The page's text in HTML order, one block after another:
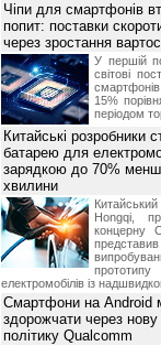
Чіпи для смартфонів
попит: поставки
через зростання
У першій
світові
15%
періодом
Китайські розробники
батарею для
зарядкою до 70% менш
хвилини
Hongqi,
концерну
прототипу
електромобілів із
Смартфони на Android
здорожчати через нову
політику Qualcomm